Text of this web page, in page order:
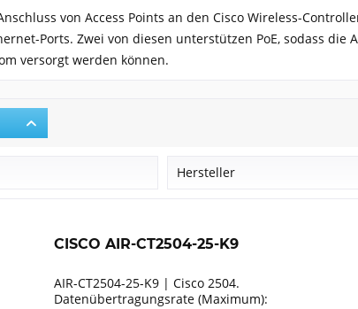
von Access Points an den Cisco Wireless-
Ports. Zwei von diesen unterstützen PoE, sodass die
versorgt werden können.
Hersteller
CISCO AIR-CT2504-25-K9
AIR-CT2504-25-K9 | Cisco 2504.
Datenübertragungsrate (Maximum):